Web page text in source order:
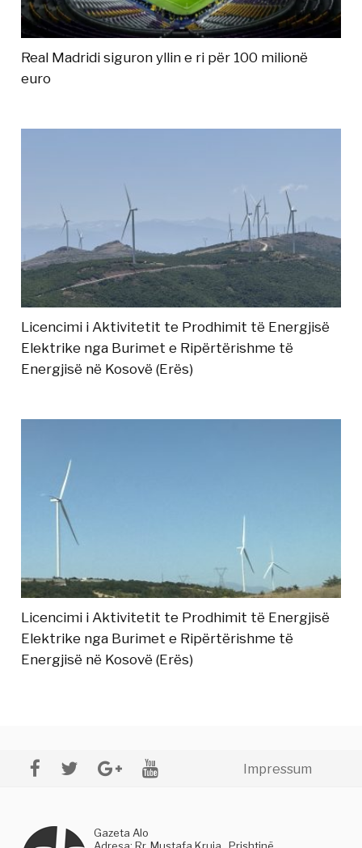
Real Madridi siguron yllin e ri për 100 milionë
euro
Licencimi i Aktivitetit te Prodhimit të Energjisë
Elektrike nga Burimet e Ripërtërishme të
Energjisë në Kosovë (Erës)
Licencimi i Aktivitetit te Prodhimit të Energjisë
Elektrike nga Burimet e Ripërtërishme të
Energjisë në Kosovë (Erës)
Impressum
Gazeta Alo
Adresa: Rr. Mustafa Kruja , Prishtinë,